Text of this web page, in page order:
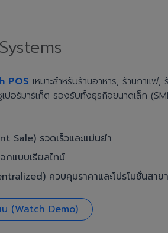
Systems
POS เหมาะสำหรับร้านอาหาร, ร้านกาแฟ,
ปอร์มาร์เก็ต รองรับทั้งธุรกิจขนาดเล็ก
Sale) รวดเร็วและแม่นยำ
กแบบเรียลไทม์
ควบคุมราคาและโปรโมชั่นสาขา
น (Watch Demo)